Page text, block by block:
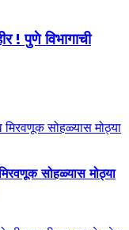
! पुणे विभागाची
सोहळ्यास मोठ्या